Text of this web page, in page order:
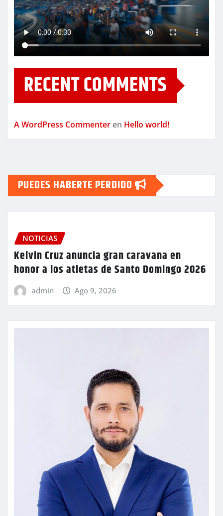
RECENT COMMENTS
A WordPress Commenter en Hello world!
PUEDES HABERTE PERDIDO
NOTICIAS
Kelvin Cruz anuncia gran caravana en
honor a los atletas de Santo Domingo 2026
admin Ago 9, 2026